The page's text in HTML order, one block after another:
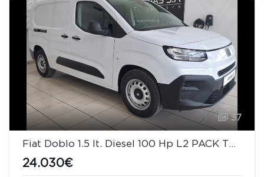
37
Fiat Doblo 1.5 lt. Diesel 100 Hp L2 PACK TECNICO
24.030€